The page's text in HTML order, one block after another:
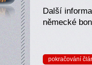
Další
německé
pokračování